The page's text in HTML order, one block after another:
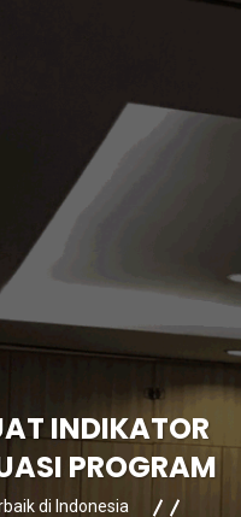
INDIKATOR
PROGRAM
di Indonesia